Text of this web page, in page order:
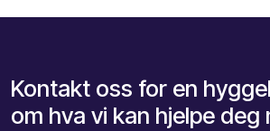
Kontakt oss for en
om hva vi kan hjelpe deg